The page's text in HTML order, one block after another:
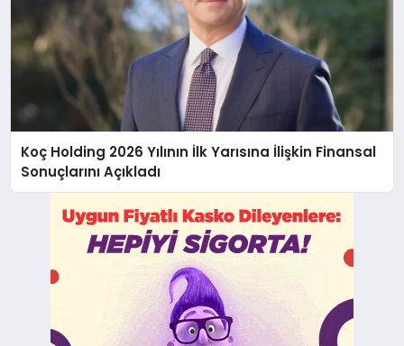
Koç Holding 2026 Yılının İlk Yarısına İlişkin Finansal
Sonuçlarını Açıkladı